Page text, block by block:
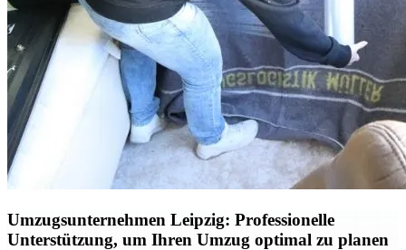
Umzugsunternehmen Leipzig: Professionelle
Unterstützung, um Ihren Umzug optimal zu planen